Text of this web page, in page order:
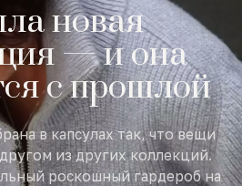
новая
— и она
с прошлой
в капсулах так, что вещи
из других коллекций.
роскошный гардероб на